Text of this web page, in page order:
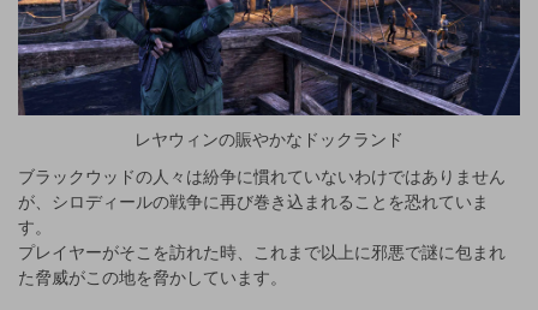
レヤウィンの賑やかなドックランド
ブラックウッドの人々は紛争に慣れていないわけではありません
が、シロディールの戦争に再び巻き込まれることを恐れていま
す。
プレイヤーがそこを訪れた時、これまで以上に邪悪で謎に包まれ
た脅威がこの地を脅かしています。